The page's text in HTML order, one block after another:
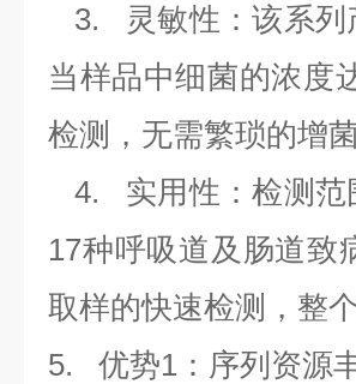
3.
灵敏性：该系
当样品中细菌的浓度
检测，无需繁琐的增菌
4. 实用性：检测
17种呼吸道及肠道致
取样的快速检测，整
5. 优势1 ：序列资源